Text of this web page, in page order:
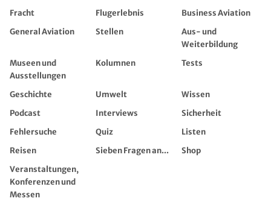
Fracht
Flugerlebnis
Business Aviation
General Aviation
Stellen
Aus- und
Weiterbildung
Museen und
Ausstellungen
Kolumnen Tests
Geschichte Umwelt
Wissen
Podcast
Interviews
Sicherheit
Fehlersuche
Quiz
Listen
Reisen
Sieben Fragen an...
Shop
Veranstaltungen,
Konferenzen und
Messen